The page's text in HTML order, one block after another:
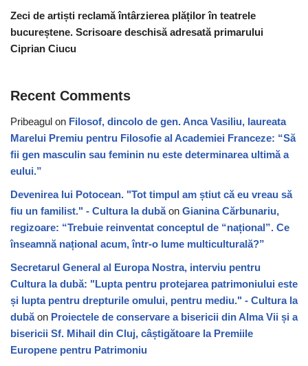
Zeci de artiști reclamă întârzierea plăților în teatrele
bucureștene. Scrisoare deschisă adresată primarului
Ciprian Ciucu
Recent Comments
Pribeagul on Filosof, dincolo de gen. Anca Vasiliu, laureata
Marelui Premiu pentru Filosofie al Academiei Franceze: “Să
fii gen masculin sau feminin nu este determinarea ultimă a
eului.”
Devenirea lui Potocean. "Tot timpul am știut că eu vreau să
fiu un familist." - Cultura la dubăon Gianina Cărbunariu,
regizoare: “Trebuie reinventat conceptul de “național”. Ce
înseamnă național acum, într-o lume multiculturală?”
Secretarul General al Europa Nostra, interviu pentru
Cultura la dubă: "Lupta pentru protejarea patrimoniului este
și lupta pentru drepturile omului, pentru mediu." - Cultura la
dubăon Proiectele de conservare a bisericii din Alma Vii și a
bisericii Sf. Mihail din Cluj, câștigătoare la Premiile
Europene pentru Patrimoniu